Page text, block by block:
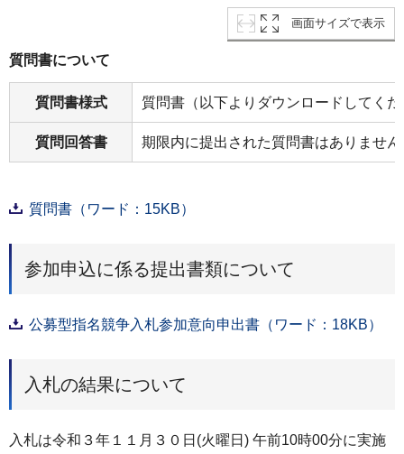
画面サイズで表示
質問書について
質問書様式 質問書（以下よりダウンロードしてく
質問回答書 期限内に提出された質問書はありませ
質問書（ワード：15KB）
参加申込に係る提出書類について
公募型指名競争入札参加意向申出書（ワード：18KB）
入札の結果について
入札は令和３年１１月３０日(火曜日) 午前10時00分に実施